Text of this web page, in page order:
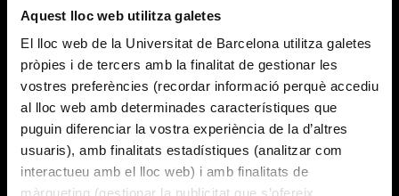
Aquest lloc web utilitza galetes
El lloc web de la Universitat de Barcelona utilitza galetes
pròpies i de tercers amb la finalitat de gestionar les
vostres preferències (recordar informació perquè accediu
al lloc web amb determinades característiques que
puguin diferenciar la vostra experiència de la d’altres
usuaris), amb finalitats estadístiques (analitzar com
interactueu amb el lloc web) i amb finalitats de
màrqueting (gestionar la publicitat que s’ofereix